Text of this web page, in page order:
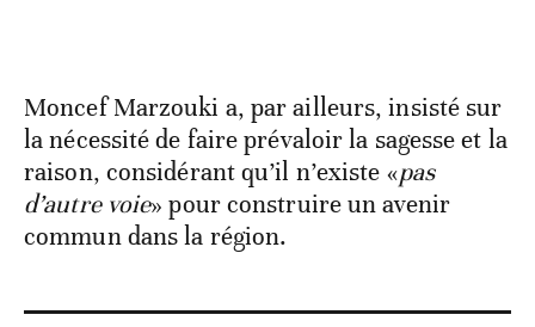
Moncef Marzouki a, par ailleurs, insisté sur
la nécessité de faire prévaloir la sagesse et la
raison, considérant qu’il n’existe «pas
d’autre voie» pour construire un avenir
commun dans la région.